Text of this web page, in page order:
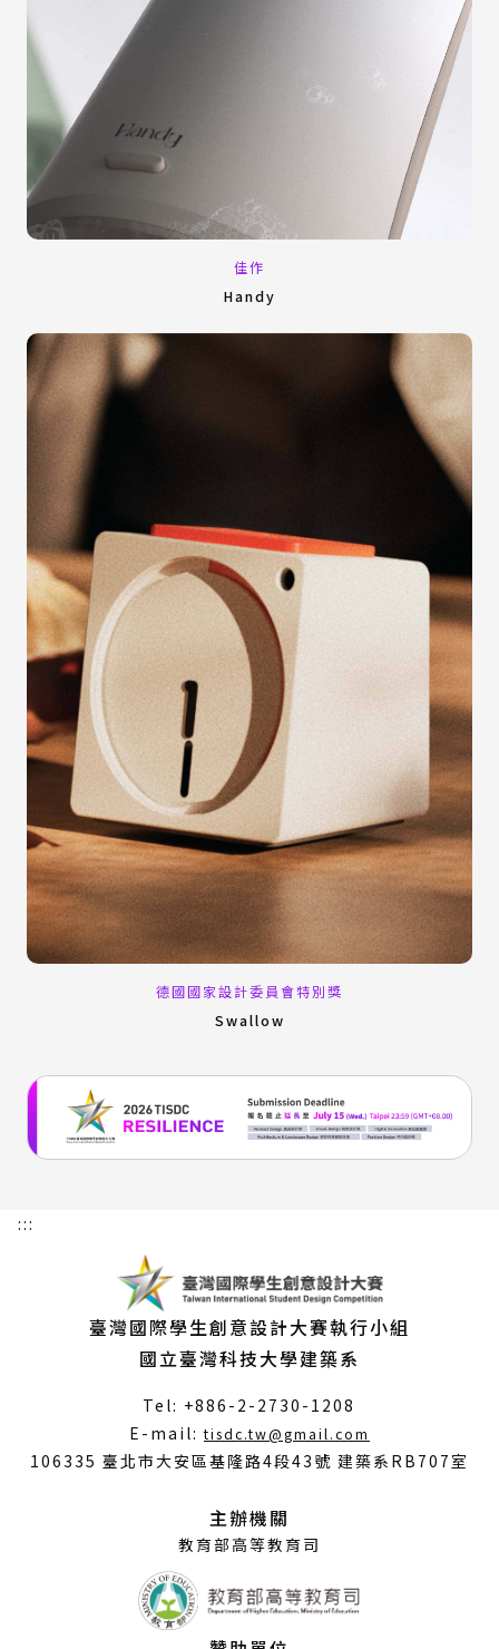
佳作
Handy
德國國家設計委員會特別獎
Swallow
:::
臺灣國際學生創意設計大賽執行小組
國立臺灣科技大學建築系
Tel: +886-2-2730-1208
E-mail:tisdc.tw@gmail.com
開
106335 臺北市大安區基隆路4段43號 建築系RB707室
主辦機關
教育部高等教育司